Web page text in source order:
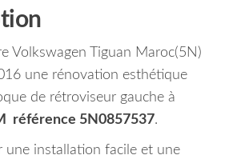
Volkswagen Tiguan Maroc(5N)
une rénovation esthétique
de rétroviseur gauche à
référence 5N0857537.
une installation facile et une